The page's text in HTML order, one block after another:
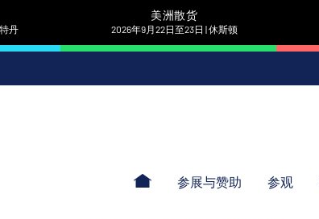
丹
美洲散货
2026年9月22日至23日 | 休斯顿
参展与赞助 参观